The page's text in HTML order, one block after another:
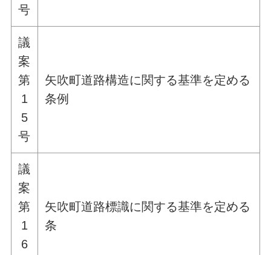
号
議
案
第
1
5
号
矢吹町道路構造に関する基準を定める
条例
議
案
第
1
6
矢吹町道路標識に関する基準を定める
条